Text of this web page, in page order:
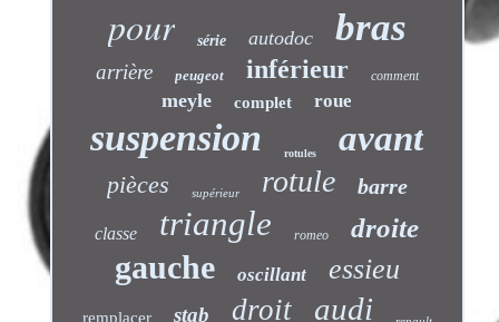
pour série autodoc bras
arrière peugeot inférieur comment
meyle complet roue
suspension rotules avant
pièces supérieur rotule barre
classe triangle romeo droite
gauche oscillant essieu
remplacer stab droit audi